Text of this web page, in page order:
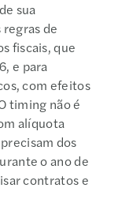
sua
de
fiscais, que
e para
com efeitos
timing não é
alíquota
dos
o ano de
contratos e